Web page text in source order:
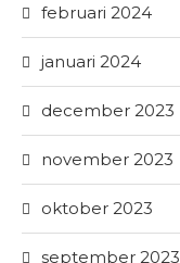
februari 2024
januari 2024
december 2023
november 2023
oktober 2023
september 2023